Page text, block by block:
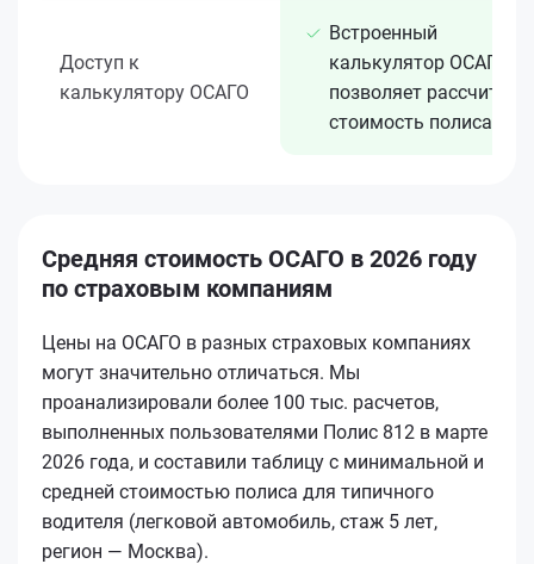
Доступ к
калькулятору ОСАГО
Встроенный
калькулятор ОСАГО
позволяет рассчитать
стоимость полиса
Средняя стоимость ОСАГО в 2026 году
по страховым компаниям
Цены на ОСАГО в разных страховых компаниях
могут значительно отличаться. Мы
проанализировали более 100 тыс. расчетов,
выполненных пользователями Полис 812 в марте
2026 года, и составили таблицу с минимальной и
средней стоимостью полиса для типичного
водителя (легковой автомобиль, стаж 5 лет,
регион — Москва).